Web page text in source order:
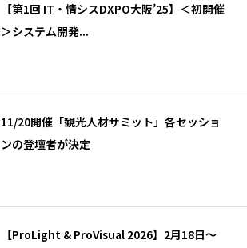
【第1回 IT・情シスDXPO大阪’25】＜初開催
＞システム開発...
11/20開催「観光人材サミット」各セッショ
ンの登壇者が決定
【ProLight & ProVisual 2026】2月18日～